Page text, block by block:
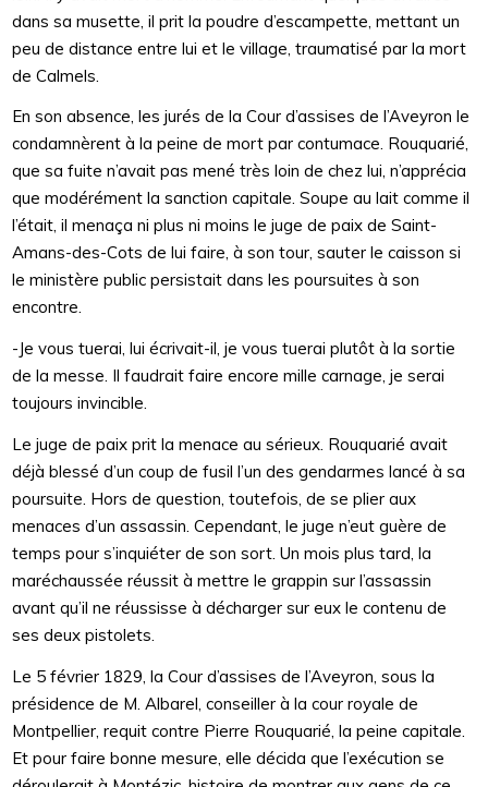
dans sa musette, il prit la poudre d’escampette, mettant un
peu de distance entre lui et le village, traumatisé par la mort
de Calmels.
En son absence, les jurés de la Cour d’assises de l’Aveyron le
condamnèrent à la peine de mort par contumace. Rouquarié,
que sa fuite n’avait pas mené très loin de chez lui, n’apprécia
que modérément la sanction capitale. Soupe au lait comme il
l’était, il menaça ni plus ni moins le juge de paix de Saint-
Amans-des-Cots de lui faire, à son tour, sauter le caisson si
le ministère public persistait dans les poursuites à son
encontre.
-Je vous tuerai, lui écrivait-il, je vous tuerai plutôt à la sortie
de la messe. Il faudrait faire encore mille carnage, je serai
toujours invincible.
Le juge de paix prit la menace au sérieux. Rouquarié avait
déjà blessé d’un coup de fusil l’un des gendarmes lancé à sa
poursuite. Hors de question, toutefois, de se plier aux
menaces d’un assassin. Cependant, le juge n’eut guère de
temps pour s’inquiéter de son sort. Un mois plus tard, la
maréchaussée réussit à mettre le grappin sur l’assassin
avant qu’il ne réussisse à décharger sur eux le contenu de
ses deux pistolets.
Le 5 février 1829, la Cour d’assises de l’Aveyron, sous la
présidence de M. Albarel, conseiller à la cour royale de
Montpellier, requit contre Pierre Rouquarié, la peine capitale.
Et pour faire bonne mesure, elle décida que l’exécution se